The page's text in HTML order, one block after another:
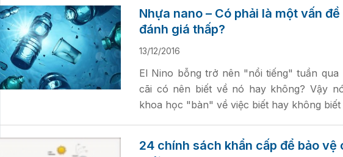
Nhựa nano – Có phải là một vấn
đánh giá thấp?
13/12/2016
El Nino bỗng trở nên "nổi tiếng" tuần
cãi có nên biết về nó hay không? Vậy
khoa học "bàn" về việc biết hay không biết
24 chính sách khẩn cấp để bảo vệ